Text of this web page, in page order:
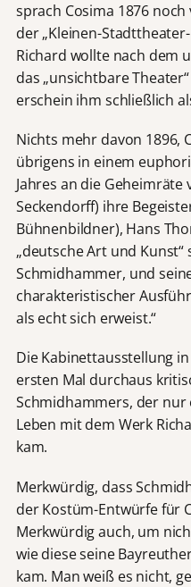
sprach Cosima 1876
der „Kleinen-
Richard wollte nach dem
das „unsichtbare
erschein ihm schließlich
Nichts mehr davon 1896,
übrigens in einem
Jahres an die
Seckendorff) ihre
Bühnenbildner), Hans
„deutsche Art und
Schmidhammer, und
charakteristischer
als echt sich erweist.“
Die Kabinettausstellung
ersten Mal durchaus
Schmidhammers, der nur
Leben mit dem Werk
kam.
Merkwürdig, dass
der Kostüm-Entwürfe für
Merkwürdig auch, um
wie diese seine
kam. Man weiß es nicht,